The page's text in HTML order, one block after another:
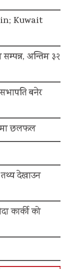
Kuwait
अन्तिम ३२
बनेर
छलफल
तथ्य देखाउन
कार्की को